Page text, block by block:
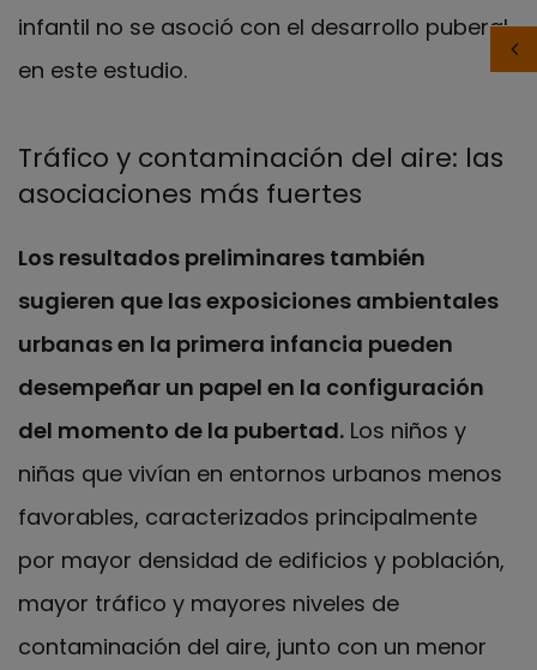
infantil no se asoció con el desarrollo puberal
en este estudio.
Tráfico y contaminación del aire: las
asociaciones más fuertes
Los resultados preliminares también
sugieren que las exposiciones ambientales
urbanas en la primera infancia pueden
desempeñar un papel en la configuración
del momento de la pubertad. Los niños y
niñas que vivían en entornos urbanos menos
favorables, caracterizados principalmente
por mayor densidad de edificios y población,
mayor tráfico y mayores niveles de
contaminación del aire, junto con un menor